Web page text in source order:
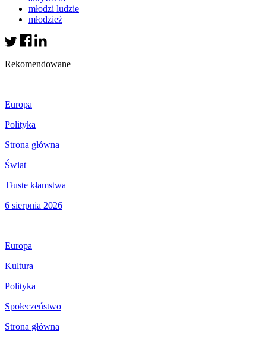
młodzi ludzie
młodzież
Rekomendowane
Europa
Polityka
Strona główna
Świat
Tłuste kłamstwa
6 sierpnia 2026
Europa
Kultura
Polityka
Społeczeństwo
Strona główna